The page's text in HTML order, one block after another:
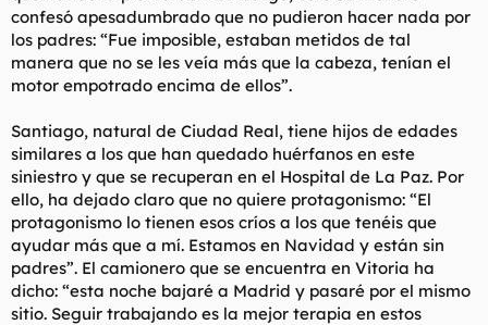
confesó apesadumbrado que no pudieron hacer nada por
los padres: “Fue imposible, estaban metidos de tal
manera que no se les veía más que la cabeza, tenían el
motor empotrado encima de ellos”.
Santiago, natural de Ciudad Real, tiene hijos de edades
similares a los que han quedado huérfanos en este
siniestro y que se recuperan en el Hospital de La Paz. Por
ello, ha dejado claro que no quiere protagonismo: “El
protagonismo lo tienen esos críos a los que tenéis que
ayudar más que a mí. Estamos en Navidad y están sin
padres”. El camionero que se encuentra en Vitoria ha
dicho: “esta noche bajaré a Madrid y pasaré por el mismo
sitio. Seguir trabajando es la mejor terapia en estos